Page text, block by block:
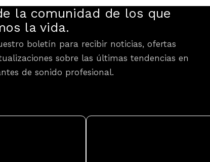
la comunidad de los que
la vida.
boletín para recibir noticias, ofertas
sobre las últimas tendencias en
de sonido profesional.